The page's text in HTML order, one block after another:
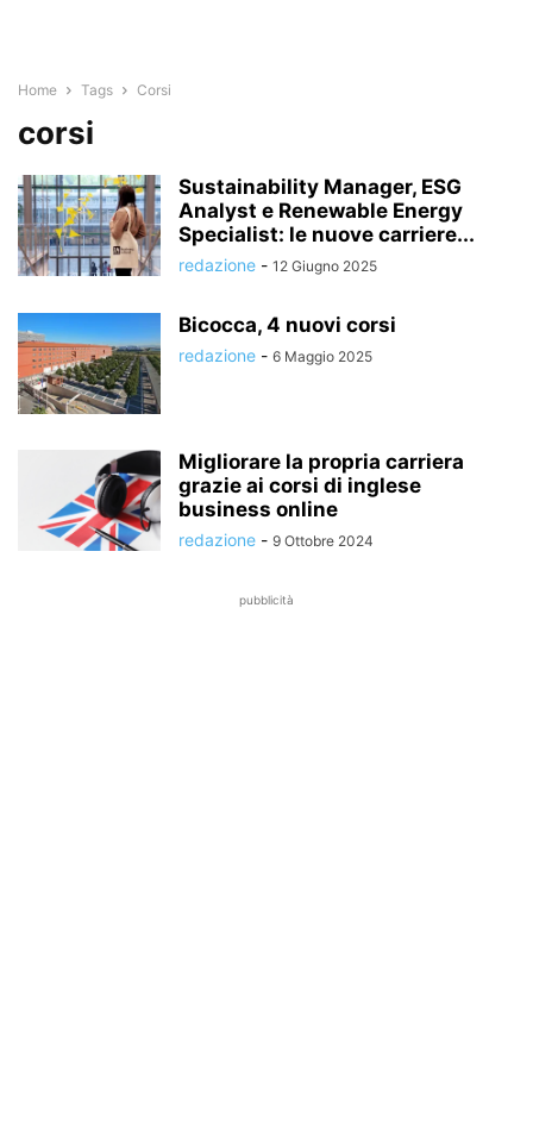
Home Tags Corsi
corsi
Sustainability Manager, ESG
Analyst e Renewable Energy
Specialist: le nuove carriere...
redazione - 12 Giugno 2025
Bicocca, 4 nuovi corsi
redazione - 6 Maggio 2025
Migliorare la propria carriera
grazie ai corsi di inglese
business online
redazione - 9 Ottobre 2024
pubblicità